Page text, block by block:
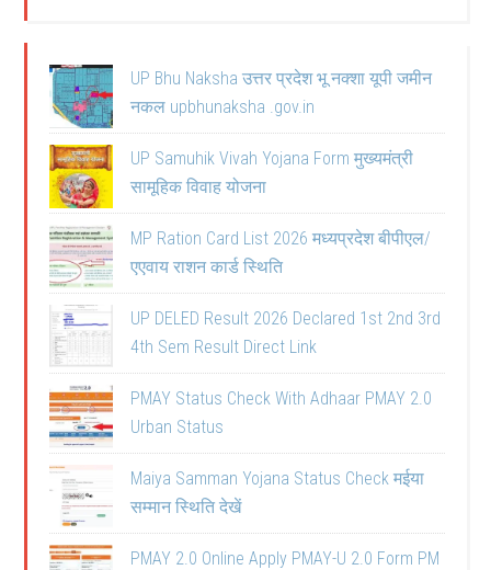
UP Bhu Naksha उत्तर प्रदेश भू नक्शा यूपी जमीन
नकल upbhunaksha .gov.in
UP Samuhik Vivah Yojana Form मुख्यमंत्री
सामूहिक विवाह योजना
MP Ration Card List 2026 मध्यप्रदेश बीपीएल/
एएवाय राशन कार्ड स्थिति
UP DELED Result 2026 Declared 1st 2nd 3rd
4th Sem Result Direct Link
PMAY Status Check With Adhaar PMAY 2.0
Urban Status
Maiya Samman Yojana Status Check मईया
सम्मान स्थिति देखें
PMAY 2.0 Online Apply PMAY-U 2.0 Form PM